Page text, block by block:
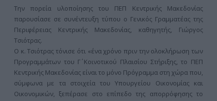
Την πορεία υλοποίησης του ΠΕΠ Κεντρικής Μακεδονίας
παρουσίασε σε συνέντευξη τύπου ο Γενικός Γραμματέας της
Περιφέρειας Κεντρικής Μακεδονίας, καθηγητής, Γιώργος
Τσιότρας.
Ο κ. Τσιότρας τόνισε ότι «ένα χρόνο πριν την ολοκλήρωση των
Προγραμμάτων του Γ΄ Κοινοτικού Πλαισίου Στήριξης, το ΠΕΠ
Κεντρικής Μακεδονίας είναι το μόνο Πρόγραμμα στη χώρα που,
σύμφωνα με τα στοιχεία του Υπουργείου Οικονομίας και
Οικονομικών, ξεπέρασε στο επίπεδο της απορρόφησης το